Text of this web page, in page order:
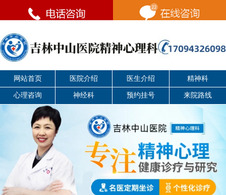
网站首页 医院介绍 医生介绍 精神科
心理咨询 神经科 预约挂号 来院路线